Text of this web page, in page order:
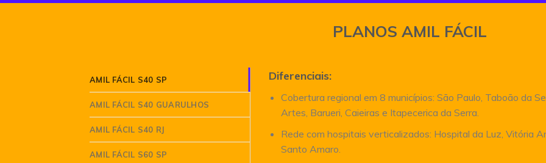
PLANOS AMIL FÁCIL
AMIL FÁCIL S40 SP
AMIL FÁCIL S40 GUARULHOS
AMIL FÁCIL S40 RJ
AMIL FÁCIL S60 SP
Diferenciais:
Cobertura regional em 8 municípios: São Paulo, Taboão da
Artes, Barueri, Caieiras e Itapecerica da Serra.
Rede com hospitais verticalizados: Hospital da Luz, Vitória
Santo Amaro.